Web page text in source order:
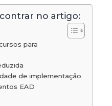
no artigo:
para
de implementação
EAD